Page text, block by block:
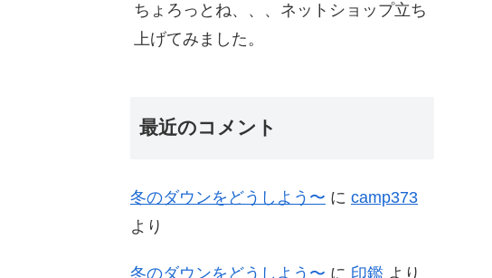
ちょろっとね、、、ネットショップ立ち
上げてみました。
最近のコメント
冬のダウンをどうしよう〜 に camp373
より
冬のダウンをどうしよう〜 に 印鑑 より